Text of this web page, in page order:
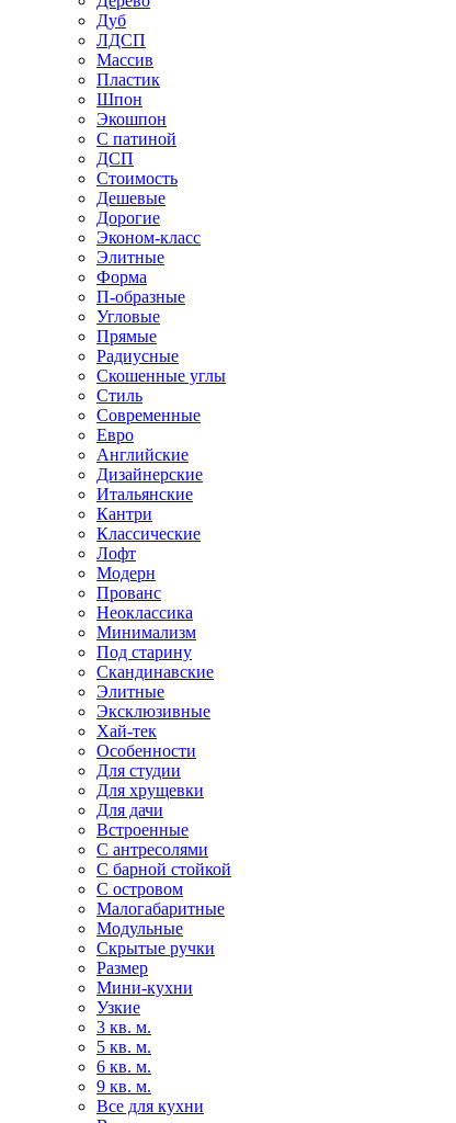
Дуб
ЛДСП
Массив
Пластик
Шпон
Экошпон
С патиной
ДСП
Стоимость
Дешевые
Дорогие
Эконом-класс
Элитные
Форма
П-образные
Угловые
Прямые
Радиусные
Скошенные углы
Стиль
Современные
Евро
Английские
Дизайнерские
Итальянские
Кантри
Классические
Лофт
Модерн
Прованс
Неоклассика
Минимализм
Под старину
Скандинавские
Элитные
Эксклюзивные
Хай-тек
Особенности
Для студии
Для хрущевки
Для дачи
Встроенные
С антресолями
С барной стойкой
С островом
Малогабаритные
Модульные
Скрытые ручки
Размер
Мини-кухни
Узкие
3 кв. м.
5 кв. м.
6 кв. м.
9 кв. м.
Все для кухни